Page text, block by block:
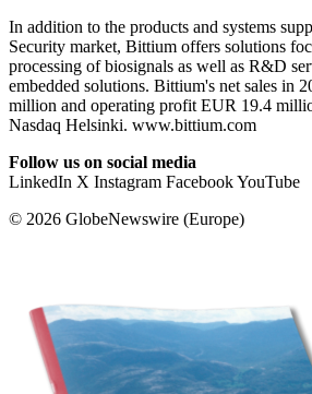
In addition to the products and systems
Security market, Bittium offers solutions
processing of biosignals as well as R&D
embedded solutions. Bittium's net sales in
million and operating profit EUR 19.4
Nasdaq Helsinki. www.bittium.com
Follow us on social media
LinkedIn X Instagram Facebook YouTube
© 2026 GlobeNewswire (Europe)